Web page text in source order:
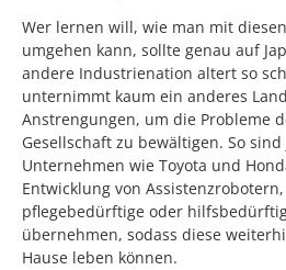
Wer lernen will, wie man mit
umgehen kann, sollte genau auf
andere Industrienation altert so
unternimmt kaum ein anderes
Anstrengungen, um die Probleme
Gesellschaft zu bewältigen. So
Unternehmen wie Toyota und
Entwicklung von
pflegebedürftige oder
übernehmen, sodass diese
Hause leben können.